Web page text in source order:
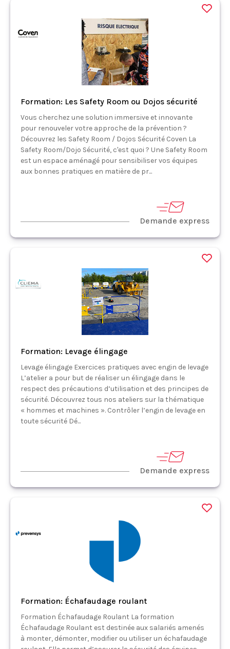
Formation: Les Safety Room ou Dojos sécurité
Vous cherchez une solution immersive et innovante
pour renouveler votre approche de la prévention ?
Découvrez les Safety Room / Dojos Sécurité Coven La
Safety Room/Dojo Sécurité, c'est quoi ? Une Safety Room
est un espace aménagé pour sensibiliser vos équipes
aux bonnes pratiques en matière de pr...
Demande express
Formation: Levage élingage
Levage élingage Exercices pratiques avec engin de levage
L’atelier a pour but de réaliser un élingage dans le
respect des précautions d’utilisation et des principes de
sécurité. Découvrez tous nos ateliers sur la thématique
« hommes et machines ». Contrôler l’engin de levage en
toute sécurité Dé...
Demande express
Formation: Échafaudage roulant
Formation Échafaudage Roulant La formation
Échafaudage Roulant est destinée aux salariés amenés
à monter, démonter, modifier ou utiliser un échafaudage